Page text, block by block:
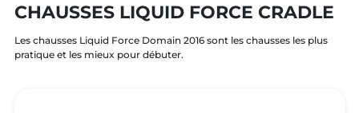
CHAUSSES LIQUID FORCE CRADLE
Les chausses Liquid Force Domain 2016 sont les chausses les plus
pratique et les mieux pour débuter.